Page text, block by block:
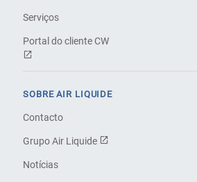
Serviços
Portal do cliente CW
SOBRE AIR LIQUIDE
Contacto
Grupo Air Liquide
Notícias